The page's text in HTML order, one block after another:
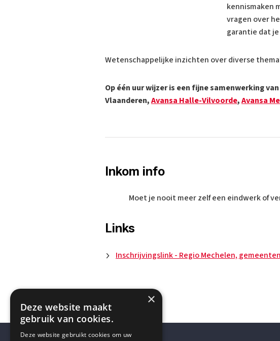
kennismaken
vragen over
garantie dat
Wetenschappelijke inzichten over diverse
Op één uur wijzer is een fijne samenwerking
Vlaanderen,Avansa Halle-Vilvoorde,Avansa
Inkom info
Moet je nooit meer zelf een eindwerk of
Links
Inschrijvingslink - Regio Mechelen,
×
Deze website maakt
gebruik van cookies.
Deze website gebruikt cookies om uw